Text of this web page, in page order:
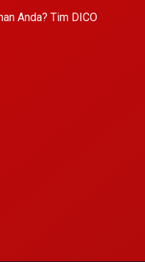
Anda? Tim DICO